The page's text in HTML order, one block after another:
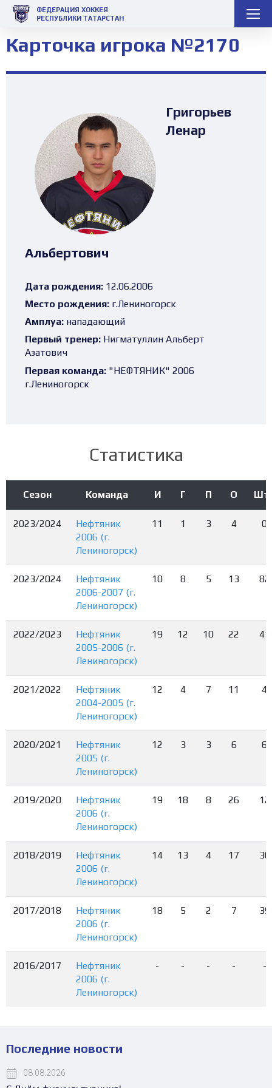
ФЕДЕРАЦИЯ ХОККЕЯ
РЕСПУБЛИКИ ТАТАРСТАН
Карточка игрока №2170
Григорьев
Ленар
Альбертович
Дата рождения: 12.06.2006
Место рождения: г.Лениногорск
Амплуа: нападающий
Первый тренер: Нигматуллин Альберт
Азатович
Первая команда: "НЕФТЯНИК" 2006
г.Лениногорск
Статистика
Сезон Команда И Г П О
2023/2024
Нефтяник
2006 (г.
Лениногорск)
11 1 3 4 0
2023/2024
Нефтяник
2006-2007 (г.
Лениногорск)
10 8 5 13 82
2022/2023
Нефтяник
2005-2006 (г.
Лениногорск)
19 12 10 22 41
2021/2022
Нефтяник
2004-2005 (г.
Лениногорск)
12 4 7 11 4
2020/2021
Нефтяник
2005 (г.
Лениногорск)
12 3 3 6 6
2019/2020
Нефтяник
2006 (г.
Лениногорск)
19 18 8 26 12
2018/2019
Нефтяник
2006 (г.
Лениногорск)
14 13 4 17 30
2017/2018
Нефтяник
2006 (г.
Лениногорск)
18 5 2 7 39
2016/2017
Нефтяник
2006 (г.
Лениногорск)
- - - - -
Последние новости
08.08.2026